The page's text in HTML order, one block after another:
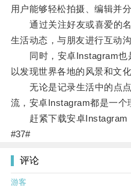
用户能够轻松拍摄、编辑并
通过关注好友或喜爱的名
生活动态，与朋友进行互动沟
同时，安卓Instagram也
以发现世界各地的风景和文化
无论是记录生活中的点点
流，安卓Instagram都是一个
赶紧下载安卓Instagram
#37#
评论
游客